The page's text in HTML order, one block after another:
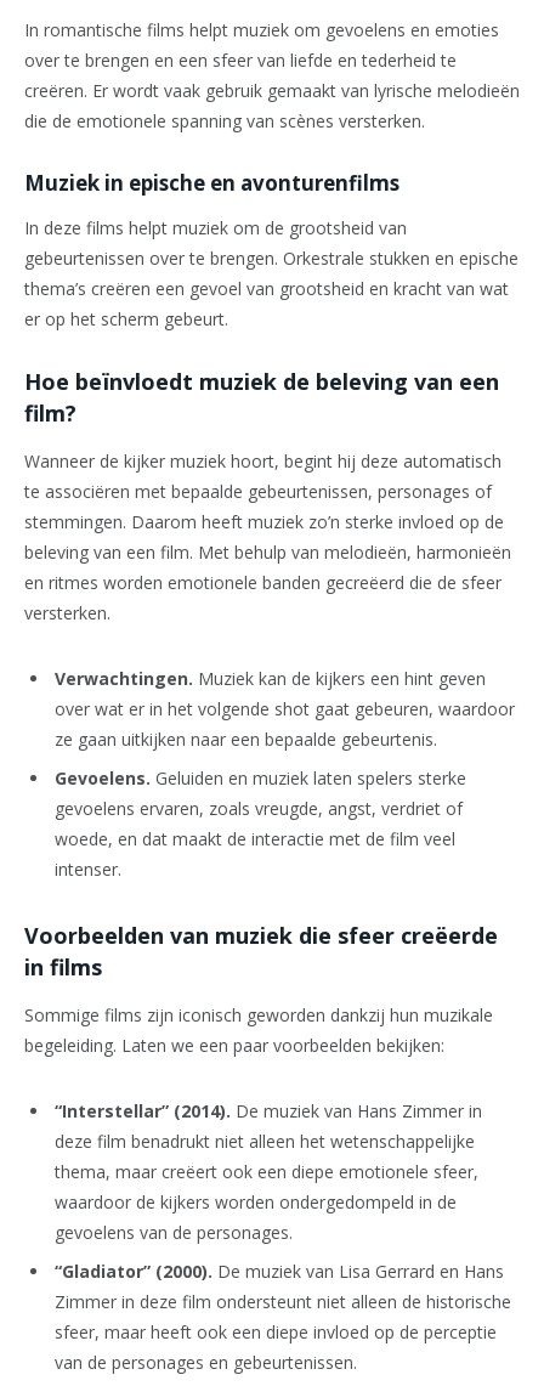
In romantische films helpt muziek om gevoelens en emoties
over te brengen en een sfeer van liefde en tederheid te
creëren. Er wordt vaak gebruik gemaakt van lyrische melodieën
die de emotionele spanning van scènes versterken.
Muziek in epische en avonturenfilms
In deze films helpt muziek om de grootsheid van
gebeurtenissen over te brengen. Orkestrale stukken en epische
thema’s creëren een gevoel van grootsheid en kracht van wat
er op het scherm gebeurt.
Hoe beïnvloedt muziek de beleving van een
film?
Wanneer de kijker muziek hoort, begint hij deze automatisch
te associëren met bepaalde gebeurtenissen, personages of
stemmingen. Daarom heeft muziek zo’n sterke invloed op de
beleving van een film. Met behulp van melodieën, harmonieën
en ritmes worden emotionele banden gecreëerd die de sfeer
versterken.
Verwachtingen. Muziek kan de kijkers een hint geven
over wat er in het volgende shot gaat gebeuren, waardoor
ze gaan uitkijken naar een bepaalde gebeurtenis.
Gevoelens. Geluiden en muziek laten spelers sterke
gevoelens ervaren, zoals vreugde, angst, verdriet of
woede, en dat maakt de interactie met de film veel
intenser.
Voorbeelden van muziek die sfeer creëerde
in films
Sommige films zijn iconisch geworden dankzij hun muzikale
begeleiding. Laten we een paar voorbeelden bekijken:
“Interstellar” (2014). De muziek van Hans Zimmer in
deze film benadrukt niet alleen het wetenschappelijke
thema, maar creëert ook een diepe emotionele sfeer,
waardoor de kijkers worden ondergedompeld in de
gevoelens van de personages.
“Gladiator” (2000). De muziek van Lisa Gerrard en Hans
Zimmer in deze film ondersteunt niet alleen de historische
sfeer, maar heeft ook een diepe invloed op de perceptie
van de personages en gebeurtenissen.